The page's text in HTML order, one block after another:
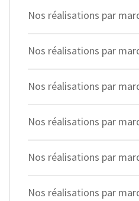
Nos réalisations par
Nos réalisations par
Nos réalisations par
Nos réalisations par
Nos réalisations par
Nos réalisations par